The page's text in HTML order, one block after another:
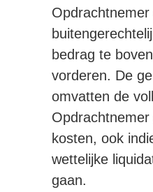
bedrag te
vorderen. De
omvatten de
kosten, ook
wettelijke
gaan.